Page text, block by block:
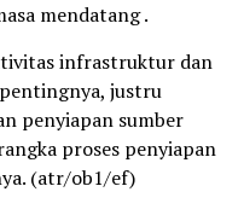
mendatang .
infrastruktur dan
justru
penyiapan sumber
proses penyiapan
(atr/ob1/ef)